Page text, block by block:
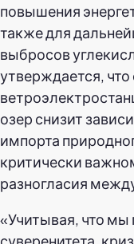
повышения
также для
выбросов
утверждается,
озер снизит
импорта
критически
разногласия
«Учитывая, что
суверенитета,